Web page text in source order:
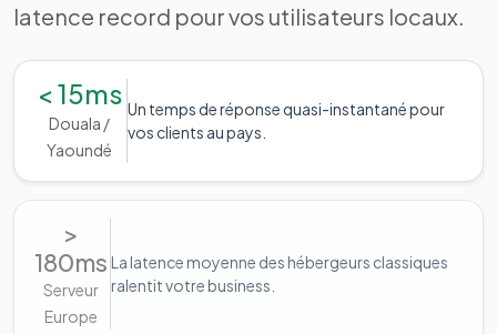
latence record pour vos utilisateurs locaux.
< 15ms
Douala /
Yaoundé
Un temps de réponse quasi-instantané pour
vos clients au pays.
>
180ms
Serveur
Europe
La latence moyenne des hébergeurs classiques
ralentit votre business.